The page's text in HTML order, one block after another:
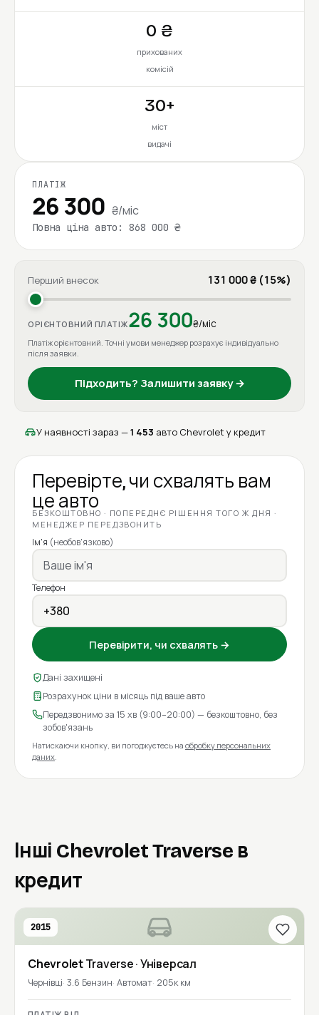
0 ₴
прихованих
комісій
30+
міст
видачі
ПЛАТІЖ
26 300 ₴/міс
Повна ціна авто: 868 000 ₴
Перший внесок 131 000 ₴ (15%)
ОРІЄНТОВНИЙ ПЛАТІЖ26 300₴/міс
Платіж орієнтовний. Точні умови менеджер розрахує індивідуально
після заявки.
Підходить? Залишити заявку →
У наявності зараз —1 453 авто Chevrolet у кредит
Перевірте, чи схвалять вам
це авто
БЕЗКОШТОВНО · ПОПЕРЕДНЄ РІШЕННЯ ТОГО Ж ДНЯ ·
МЕНЕДЖЕР ПЕРЕДЗВОНИТЬ
Ім'я (необов'язково)
Телефон
Перевірити, чи схвалять →
Дані захищені
Розрахунок ціни в місяць під ваше авто
Передзвонимо за 15 хв (9:00–20:00) — безкоштовно, без
зобов'язань
Натискаючи кнопку, ви погоджуєтесь на обробку персональних
даних.
Інші Chevrolet Traverse в
кредит
2015
ChevroletTraverse· Універсал
Чернівці 3.6 Бензин Автомат 205к км